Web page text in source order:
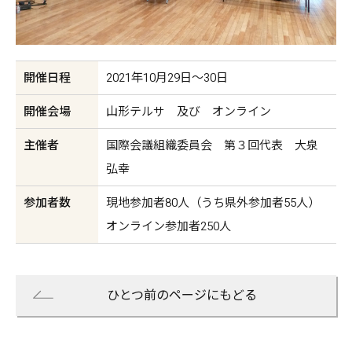
開催日程 2021年10月29日～30日
開催会場 山形テルサ 及び オンライン
主催者
国際会議組織委員会 第３回代表 大泉
弘幸
参加者数
現地参加者80人（うち県外参加者55人）
オンライン参加者250人
ひとつ前のページにもどる